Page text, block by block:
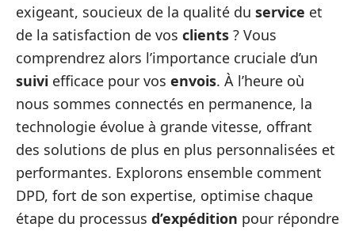
exigeant, soucieux de la qualité du service et
de la satisfaction de vos clients ? Vous
comprendrez alors l’importance cruciale d’un
suivi efficace pour vos envois. À l’heure où
nous sommes connectés en permanence, la
technologie évolue à grande vitesse, offrant
des solutions de plus en plus personnalisées et
performantes. Explorons ensemble comment
DPD, fort de son expertise, optimise chaque
étape du processus d’expédition pour répondre